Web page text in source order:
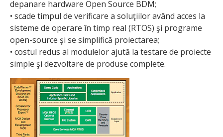
depanare hardware Open Source BDM;
• scade timpul de verificare a soluţiilor având acces la
sisteme de operare în timp real (RTOS) şi programe
open-source şi se simplifică proiectarea;
• costul redus al modulelor ajută la testare de proiecte
simple şi dezvoltare de produse complete.